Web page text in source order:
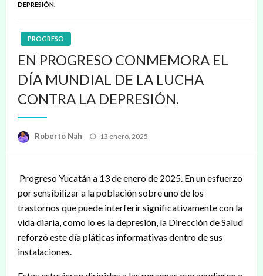
DEPRESIÓN.
PROGRESO
EN PROGRESO CONMEMORA EL
DÍA MUNDIAL DE LA LUCHA
CONTRA LA DEPRESIÓN.
Roberto Nah
Publicado
13 enero, 2025
Progreso Yucatán a 13 de enero de 2025. En un esfuerzo
por sensibilizar a la población sobre uno de los
trastornos que puede interferir significativamente con la
vida diaria, como lo es la depresión, la Dirección de Salud
reforzó este día pláticas informativas dentro de sus
instalaciones.